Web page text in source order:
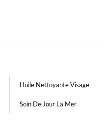
Huile Nettoyante Visage
Soin De Jour La Mer